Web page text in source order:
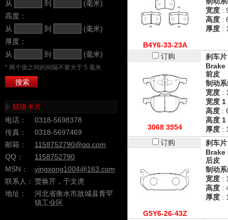
B4Y6-33-23A
宽度 :
高度 :
厚度 :
订购
3068 3554
刹车片
Brake
前皮
制动
宽度 :
宽度 1
高度 :
高度 1
厚度 :
订购
G5Y6-26-43Z
刹车片
Brake
后皮
制动
宽度 :
高度 :
厚度 :
从
到
(毫米)
高度：
从
到
(毫米)
厚度：
从
到 (毫米)
* 两个值之间的间隔不要大于 5 毫米
联络卡片
电话：
0318-5698378
传真：
0318-5697469
邮箱：
1158752790@qq.com
QQ：
1158752790
MSN：
yingxong1004@163.com
联系人： 贾焕芹，于文虎
地址：
河北省衡水市故城县青罕
镇工业区